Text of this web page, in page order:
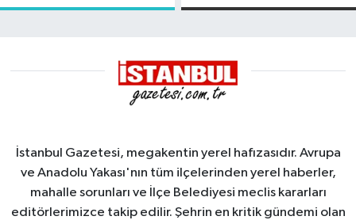
çatısında
İstanbul Gazetesi, megakentin yerel hafızasıdır. Avrupa
ve Anadolu Yakası'nın tüm ilçelerinden yerel haberler,
mahalle sorunları ve İlçe Belediyesi meclis kararları
editörlerimizce takip edilir. Şehrin en kritik gündemi olan